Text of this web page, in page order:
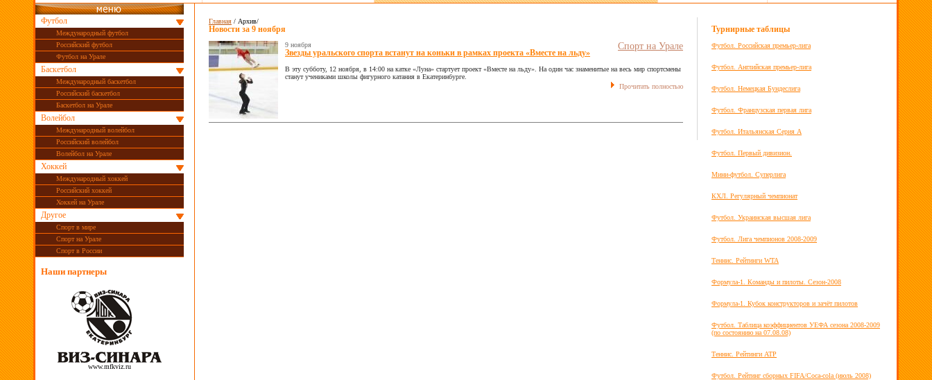
Футбол
Международный футбол
Российский футбол
Футбол на Урале
Баскетбол
Международный баскетбол
Российский баскетбол
Баскетбол на Урале
Волейбол
Международный волейбол
Российский волейбол
Волейбол на Урале
Хоккей
Международный хоккей
Российский хоккей
Хоккей на Урале
Другое
Спорт в мире
Спорт на Урале
Спорт в России
Наши партнеры
www.mfkviz.ru
Главная / Архив/
Новости за 9 ноября
Спорт на Урале
9 ноября
Звезды уральского спорта встанут на коньки в рамках проекта «Вместе на льду»
В эту субботу, 12 ноября, в 14:00 на катке «Луна» стартует проект «Вместе на льду». На один час знаменитые на весь мир спортсмены
станут учениками школы фигурного катания в Екатеринбурге.
Прочитать полностью
Турнирные таблицы
Футбол. Российская премьер-лига
Футбол. Английская премьер-лига
Футбол. Немецкая Бундеслига
Футбол. Французская первая лига
Футбол. Итальянская Серия А
Футбол. Первый дивизион.
Мини-футбол. Суперлига
КХЛ. Регулярный чемпионат
Футбол. Украинская высшая лига
Футбол. Лига чемпионов 2008-2009
Теннис. Рейтинги WTA
Формула-1. Команды и пилоты. Сезон-2008
Формула-1. Кубок конструкторов и зачёт пилотов
Футбол. Таблица коэффициентов УЕФА сезона 2008-2009
(по состоянию на 07.08.08)
Теннис. Рейтинги ATP
Футбол. Рейтинг сборных FIFA/Coca-cola (июль 2008)